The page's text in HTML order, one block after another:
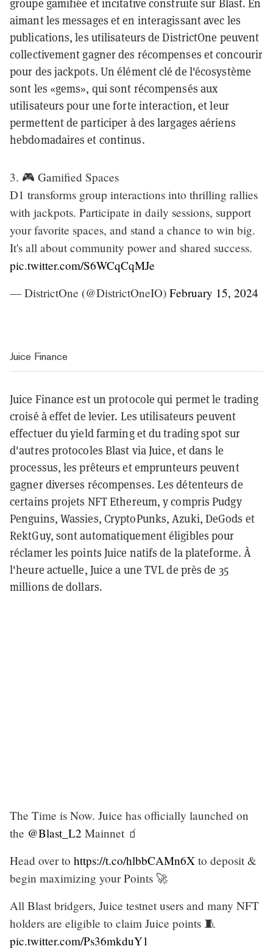
groupe gamifiée et incitative construite sur Blast. En
aimant les messages et en interagissant avec les
publications, les utilisateurs de DistrictOne peuvent
collectivement gagner des récompenses et concourir
pour des jackpots. Un élément clé de l'écosystème
sont les «gems», qui sont récompensés aux
utilisateurs pour une forte interaction, et leur
permettent de participer à des largages aériens
hebdomadaires et continus.
3. 🎮 Gamified Spaces
D1 transforms group interactions into thrilling rallies
with jackpots. Participate in daily sessions, support
your favorite spaces, and stand a chance to win big.
It's all about community power and shared success.
pic.twitter.com/S6WCqCqMJe
— DistrictOne (@DistrictOneIO) February 15, 2024
Juice Finance
Juice Finance est un protocole qui permet le trading
croisé à effet de levier. Les utilisateurs peuvent
effectuer du yield farming et du trading spot sur
d'autres protocoles Blast via Juice, et dans le
processus, les prêteurs et emprunteurs peuvent
gagner diverses récompenses. Les détenteurs de
certains projets NFT Ethereum, y compris Pudgy
Penguins, Wassies, CryptoPunks, Azuki, DeGods et
RektGuy, sont automatiquement éligibles pour
réclamer les points Juice natifs de la plateforme. À
l'heure actuelle, Juice a une TVL de près de 35
millions de dollars.
The Time is Now. Juice has officially launched on
the @Blast_L2 Mainnet 🧃
Head over to https://t.co/hlbbCAMn6X to deposit &
begin maximizing your Points 🚀
All Blast bridgers, Juice testnet users and many NFT
holders are eligible to claim Juice points 🧵
pic.twitter.com/Ps36mkduY1